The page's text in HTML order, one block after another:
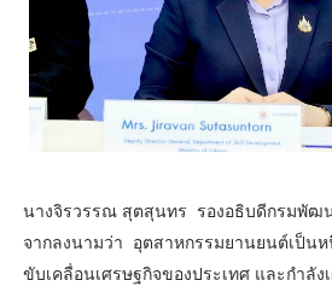
นางจิรวรรณ สุตสุนทร รองอธิบดีกรมพัฒ
จากลงนามว่า อุตสาหกรรมยานยนต์เป็น
ขับเคลื่อนเศรษฐกิจของประเทศ และกำลั